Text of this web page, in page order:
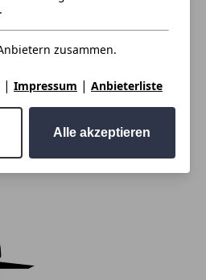
zusammen.
| Impressum | Anbieterliste
Alle akzeptieren